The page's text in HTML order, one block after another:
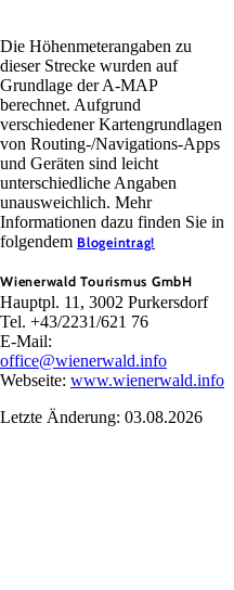
Die Höhenmeterangaben zu
dieser Strecke wurden auf
Grundlage der A-MAP
berechnet. Aufgrund
verschiedener Kartengrundlagen
von Routing-/Navigations-Apps
und Geräten sind leicht
unterschiedliche Angaben
unausweichlich. Mehr
Informationen dazu finden Sie in
folgendem Blogeintrag!
Wienerwald Tourismus GmbH
Hauptpl. 11, 3002 Purkersdorf
Tel. +43/2231/621 76
E-Mail:
office@wienerwald.info
Webseite: www.wienerwald.info
Letzte Änderung: 03.08.2026